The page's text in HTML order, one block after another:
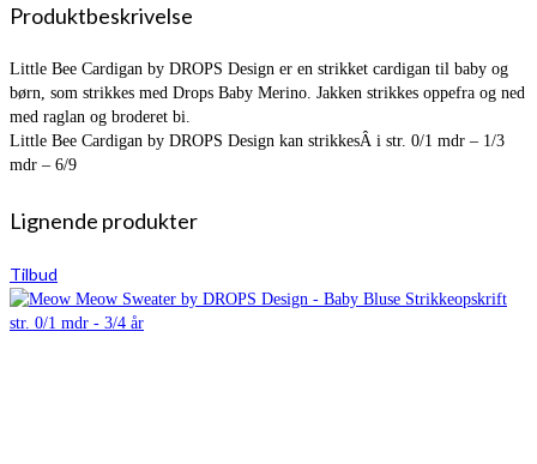
Produktbeskrivelse
Little Bee Cardigan by DROPS Design er en strikket cardigan til baby og
børn, som strikkes med Drops Baby Merino. Jakken strikkes oppefra og ned
med raglan og broderet bi.
Little Bee Cardigan by DROPS Design kan strikkesÂ i str. 0/1 mdr – 1/3
mdr – 6/9
Lignende produkter
Tilbud